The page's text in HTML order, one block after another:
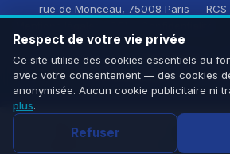
rue de Monceau, 75008 Paris — RCS
Découvrez aussi : OnLeveTout ·
CleanMonAppart ·
WhatsApp
Respect de votre vie privée
Ce site utilise des cookies essentiels au
avec votre consentement — des cookies
anonymisée. Aucun cookie publicitaire ni
plus.
Refuser